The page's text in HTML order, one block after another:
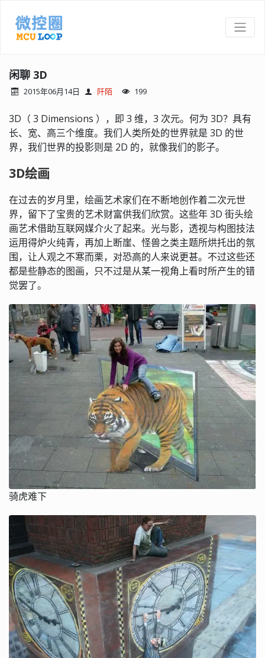
闲聊 3D
2015年06月14日 阡陌 199
3D（ 3 Dimensions ），即 3 维，3 次元。何为 3D？具有
长、宽、高三个维度。我们人类所处的世界就是 3D 的世
界，我们世界的投影则是 2D 的，就像我们的影子。
3D绘画
在过去的岁月里，绘画艺术家们在不断地创作着二次元世
界，留下了宝贵的艺术财富供我们欣赏。这些年 3D 街头绘
画艺术借助互联网媒介火了起来。光与影，透视与构图技法
运用得炉火纯青，再加上断崖、怪兽之类主题所烘托出的氛
围，让人观之不寒而栗，对恐高的人来说更甚。不过这些还
都是些静态的图画，只不过是从某一视角上看时所产生的错
觉罢了。
骑虎难下